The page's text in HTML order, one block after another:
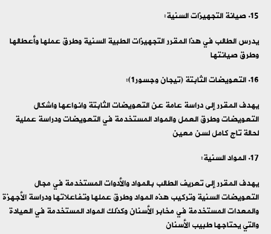
صيانة التجهيزات السنية:
يدرس الطالب في هذا المقرر التجهيزات الطبية السنية وطرق عملها وأعطالها
وطرق صيانتها
التعويضات الثابتة (تيجان وجسور1):
يهدف المقرر إلى دراسة عامة عن التعويضات الثابتة وانواعها واشكال
التعويضات وطرق العمل والمواد المستخدمة في التعويضات ودراسة عملية
لحالة تاج كامل لسن معين
المواد السنية:
يهدف المقرر إلى تعريف الطالب بالمواد والأدوات المستخدمة في مجال
التعويضات السنية وتركيب هذه المواد وطرق عملها وتفاعلاتها ودراسة الأجهزة
والمعدات المستخدمة في مخابر الأسنان وكذلك المواد المستخدمة في العيادة
والتي يحتاجها طبيب الأسنان